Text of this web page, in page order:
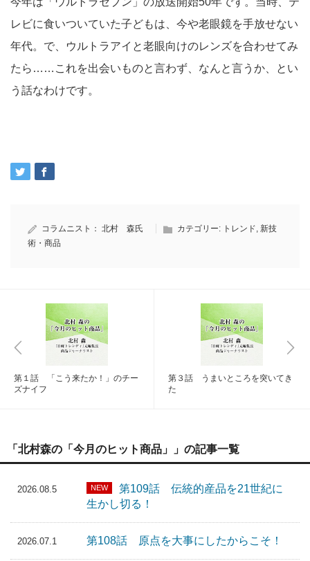
レビに食いついていた子どもは、今や老眼鏡を手放せない
年代。で、ウルトラアイと老眼向けのレンズを合わせてみ
たら……これを出会いものと言わず、なんと言うか、とい
う話なわけです。
コラムニスト： 北村 森氏 カテゴリー: トレンド 新技
術・商品
第１話 「こう来たか！」のチー
ズナイフ
第３話 うまいところを突いてき
た
「北村森の「今月のヒット商品」」の記事一覧
2026.08.5 NEW
第109話 伝統的産品を21世紀に
生かし切る！
2026.07.1 第108話 原点を大事にしたからこそ！